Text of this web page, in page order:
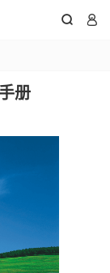
 
册